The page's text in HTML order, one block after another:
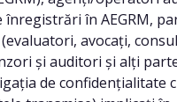
înregistrări în AEGRM,
avocați,
și auditori și alți
de confidențialitate